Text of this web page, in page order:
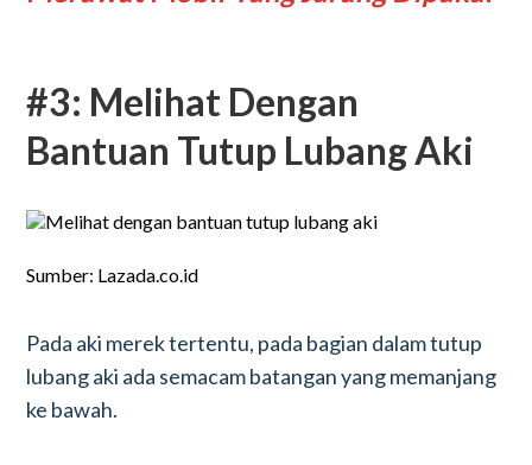
#3: Melihat Dengan
Bantuan Tutup Lubang Aki
Sumber: Lazada.co.id
Pada aki merek tertentu, pada bagian dalam tutup
lubang aki ada semacam batangan yang memanjang
ke bawah.